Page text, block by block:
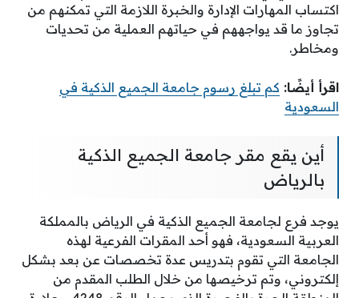
اكتساب المهارات الإدارة والخبرة اللازمة التي تمكنهم من
تجاوز ما قد يواجههم في حياتهم العملية من تحديات
ومخاطر.
اقرأ أيضًا: كم تبلغ رسوم جامعة الجميع الذكية في
السعودية
أين يقع مقر جامعة الجميع الذكية
بالرياض
يوجد فرع لجامعة الجميع الذكية في الرياض بالمملكة
العربية السعودية، فهو أحد المقرات الفرعية لهذه
الجامعة التي تقوم بتدريس عدة تخصصات عن بعد بشكل
إلكتروني، وتم ترخيصها من خلال الطلب المقدم من